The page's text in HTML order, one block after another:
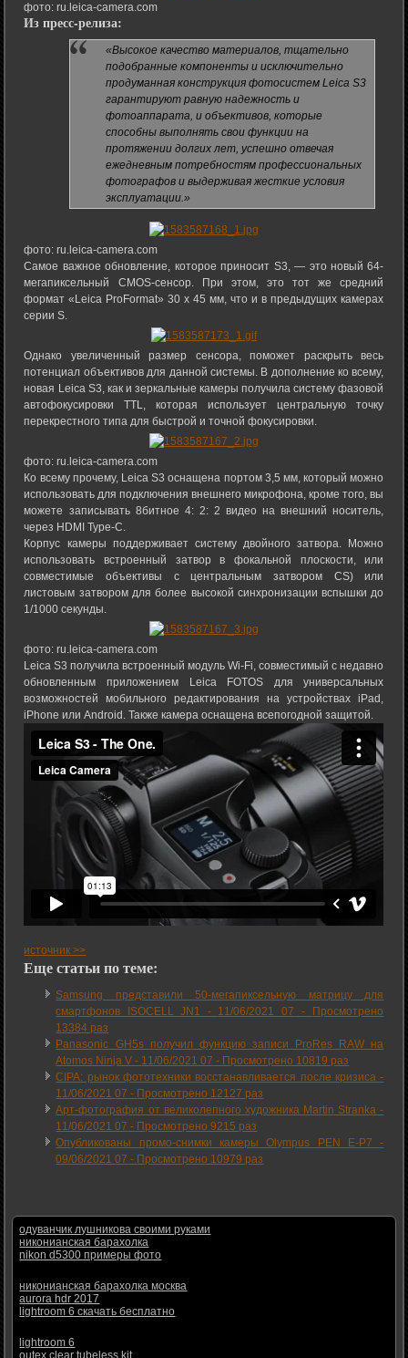
фото: ru.leica-camera.com
Из пресс-релиза:
«Высокое качество материалов, тщательно
подобранные компоненты и исключительно
продуманная конструкция фотосистем Leica S3
гарантируют равную надежность и
фотоаппарата, и объективов, которые
способны выполнять свои функции на
протяжении долгих лет, успешно отвечая
ежедневным потребностям профессиональных
фотографов и выдерживая жесткие условия
эксплуатации.»
фото: ru.leica-camera.com
Самое важное обновление, которое приносит S3, — это новый 64-
мегапиксельный CMOS-сенсор. При этом, это тот же средний
формат «Leica ProFormat» 30 x 45 мм, что и в предыдущих камерах
серии S.
Однако увеличенный размер сенсора, поможет раскрыть весь
потенциал объективов для данной системы. В дополнение ко всему,
новая Leica S3, как и зеркальные камеры получила систему фазовой
автофокусировки TTL, которая использует центральную точку
перекрестного типа для быстрой и точной фокусировки.
фото: ru.leica-camera.com
Ко всему прочему, Leica S3 оснащена портом 3,5 мм, который можно
использовать для подключения внешнего микрофона, кроме того, вы
можете записывать 8битное 4: 2: 2 видео на внешний носитель,
через HDMI Type-C.
Корпус камеры поддерживает систему двойного затвора. Можно
использовать встроенный затвор в фокальной плоскости, или
совместимые объективы с центральным затвором CS) или
листовым затвором для более высокой синхронизации вспышки до
1/1000 секунды.
фото: ru.leica-camera.com
Leica S3 получила встроенный модуль Wi-Fi, совместимый с недавно
обновленным приложением Leica FOTOS для универсальных
возможностей мобильного редактирования на устройствах iPad,
iPhone или Android. Также камера оснащена всепогодной защитой.
источник >>
Еще статьи по теме:
Samsung представили 50-мегапиксельную матрицу для
смартфонов ISOCELL JN1 - 11/06/2021 07 - Просмотрено
13384 раз
Panasonic GH5s получил функцию записи ProRes RAW на
Atomos Ninja V - 11/06/2021 07 - Просмотрено 10819 раз
CIPA: рынок фототехники восстанавливается после кризиса -
11/06/2021 07 - Просмотрено 12127 раз
Арт-фотография от великолепного художника Martin Stranka -
11/06/2021 07 - Просмотрено 9215 раз
Опубликованы промо-снимки камеры Olympus PEN E-P7 -
09/06/2021 07 - Просмотрено 10979 раз
одуванчик лушникова своими руками
никонианская барахолка
nikon d5300 примеры фото
никонианская барахолка москва
aurora hdr 2017
lightroom 6 скачать бесплатно
lightroom 6
outex clear tubeless kit